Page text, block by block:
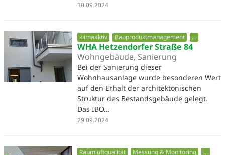
30.09.2024
klimaaktiv Bauproduktmanagement ...
WHA Hetzendorfer Straße 84
Wohngebäude, Sanierung
Bei der Sanierung dieser
Wohnhausanlage wurde besonderen Wert
auf den Erhalt der architektonischen
Struktur des Bestandsgebäude gelegt.
Das IBO…
29.09.2024
Raumluftqualität Messung & Monitoring ...